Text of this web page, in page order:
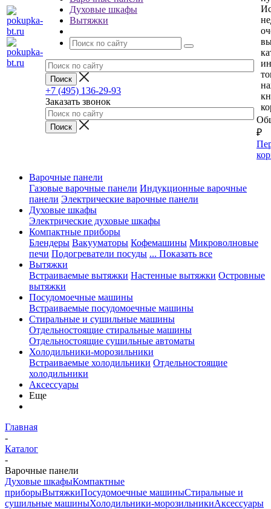
Духовые шкафы
Вытяжки
+7 (495) 136-29-93
Заказать звонок
₽
Варочные панели
Газовые варочные панели Индукционные варочные
панели Электрические варочные панели
Духовые шкафы
Электрические духовые шкафы
Компактные приборы
Блендеры Вакууматоры Кофемашины Микроволновые
печи Подогреватели посуды ... Показать все
Вытяжки
Встраиваемые вытяжки Настенные вытяжки Островные
вытяжки
Посудомоечные машины
Встраиваемые посудомоечные машины
Стиральные и сушильные машины
Отдельностоящие стиральные машины
Отдельностоящие сушильные автоматы
Холодильники-морозильники
Встраиваемые холодильники Отдельностоящие
холодильники
Аксессуары
Еще
Главная
-
Каталог
-
Варочные панели
Духовые шкафыКомпактные
приборыВытяжкиПосудомоечные машиныСтиральные и
сушильные машиныХолодильники-морозильникиАксессуары